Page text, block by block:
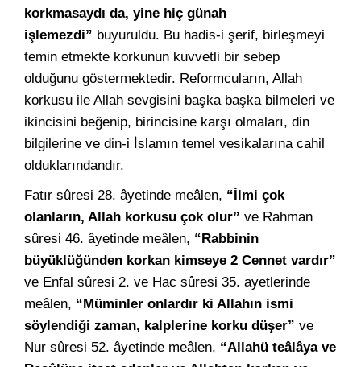
korkmasaydı da, yine hiç günah
işlemezdi” buyuruldu. Bu hadis-i şerif, birleşmeyi
temin etmekte korkunun kuvvetli bir sebep
olduğunu göstermektedir. Reformcuların, Allah
korkusu ile Allah sevgisini başka başka bilmeleri ve
ikincisini beğenip, birincisine karşı olmaları, din
bilgilerine ve din-i İslamın temel vesikalarına cahil
olduklarındandır.
Fatır sûresi 28. âyetinde meâlen, “İlmi çok
olanların, Allah korkusu çok olur” ve Rahman
sûresi 46. âyetinde meâlen, “Rabbinin
büyüklüğünden korkan kimseye 2 Cennet vardır”
ve Enfal sûresi 2. ve Hac sûresi 35. ayetlerinde
meâlen, “Müminler onlardır ki Allahın ismi
söylendiği zaman, kalplerine korku düşer” ve
Nur sûresi 52. âyetinde meâlen, “Allahü teâlâya ve